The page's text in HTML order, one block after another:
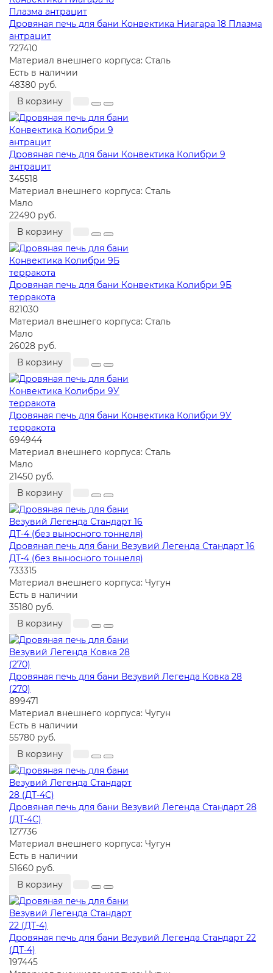
Дровяная печь для бани Конвектика Ниагара 18 Плазма
антрацит
727410
Материал внешнего корпуса: Сталь
Есть в наличии
48380 руб.
В корзину
Дровяная печь для бани Конвектика Колибри 9
антрацит
345518
Материал внешнего корпуса: Сталь
Мало
22490 руб.
В корзину
Дровяная печь для бани Конвектика Колибри 9Б
терракота
821030
Материал внешнего корпуса: Сталь
Мало
26028 руб.
В корзину
Дровяная печь для бани Конвектика Колибри 9У
терракота
694944
Материал внешнего корпуса: Сталь
Мало
21450 руб.
В корзину
Дровяная печь для бани Везувий Легенда Стандарт 16
ДТ-4 (без выносного тоннеля)
733315
Материал внешнего корпуса: Чугун
Есть в наличии
35180 руб.
В корзину
Дровяная печь для бани Везувий Легенда Ковка 28
(270)
899471
Материал внешнего корпуса: Чугун
Есть в наличии
55780 руб.
В корзину
Дровяная печь для бани Везувий Легенда Стандарт 28
(ДТ-4С)
127736
Материал внешнего корпуса: Чугун
Есть в наличии
51660 руб.
В корзину
Дровяная печь для бани Везувий Легенда Стандарт 22
(ДТ-4)
197445